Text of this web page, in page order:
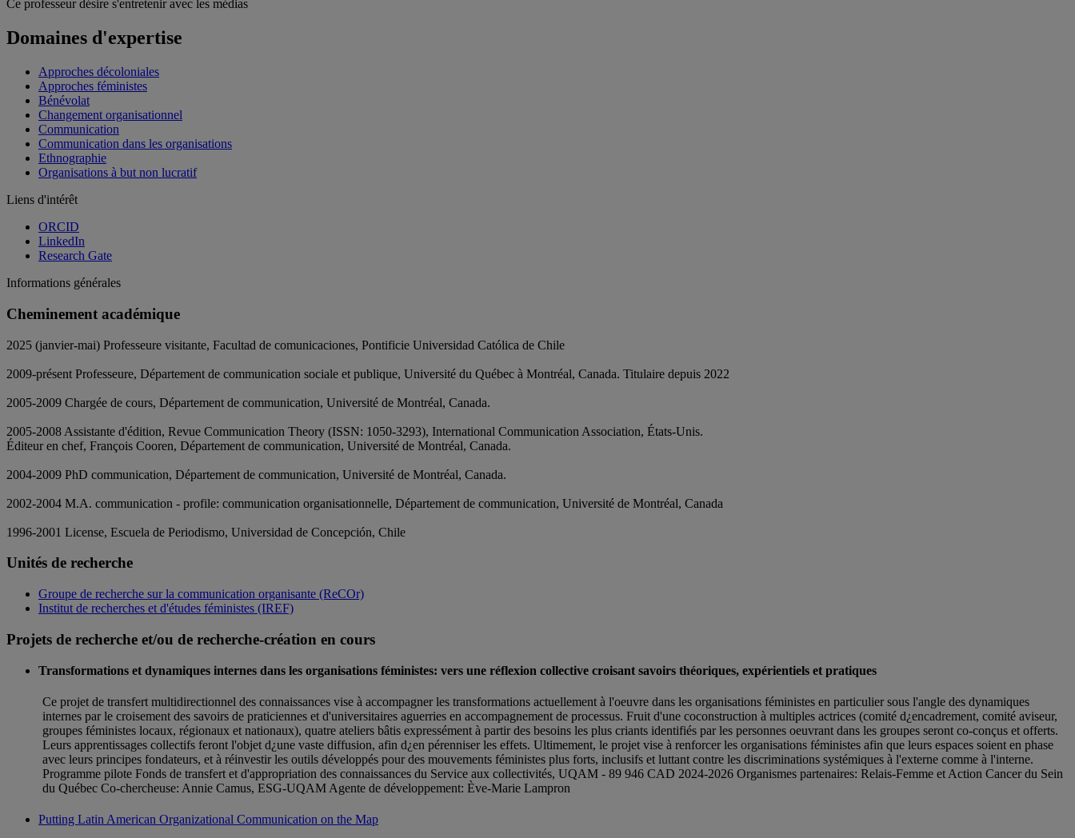
Ce professeur désire s'entretenir avec les médias
Domaines d'expertise
Approches décoloniales
Approches féministes
Bénévolat
Changement organisationnel
Communication
Communication dans les organisations
Ethnographie
Organisations à but non lucratif
Liens d'intérêt
ORCID
LinkedIn
Research Gate
Informations générales
Cheminement académique
2025 (janvier-mai) Professeure visitante, Facultad de comunicaciones, Pontificie Universidad Católica de Chile
2009-présent Professeure, Département de communication sociale et publique, Université du Québec à Montréal, Canada. Titulaire depuis 2022
2005-2009 Chargée de cours, Département de communication, Université de Montréal, Canada.
2005-2008 Assistante d'édition, Revue Communication Theory (ISSN: 1050-3293), International Communication Association, États-Unis.
Éditeur en chef, François Cooren, Département de communication, Université de Montréal, Canada.
2004-2009 PhD communication, Département de communication, Université de Montréal, Canada.
2002-2004 M.A. communication - profile: communication organisationnelle, Département de communication, Université de Montréal, Canada
1996-2001 License, Escuela de Periodismo, Universidad de Concepción, Chile
Unités de recherche
Groupe de recherche sur la communication organisante (ReCOr)
Institut de recherches et d'études féministes (IREF)
Projets de recherche et/ou de recherche-création en cours
Transformations et dynamiques internes dans les organisations féministes: vers une réflexion collective croisant savoirs théoriques, expérientiels et pratiques
Ce projet de transfert multidirectionnel des connaissances vise à accompagner les transformations actuellement à l'oeuvre dans les organisations féministes en particulier sous l'angle des dynamiques
internes par le croisement des savoirs de praticiennes et d'universitaires aguerries en accompagnement de processus. Fruit d'une coconstruction à multiples actrices (comité d¿encadrement, comité aviseur,
groupes féministes locaux, régionaux et nationaux), quatre ateliers bâtis expressément à partir des besoins les plus criants identifiés par les personnes oeuvrant dans les groupes seront co-conçus et offerts.
Leurs apprentissages collectifs feront l'objet d¿une vaste diffusion, afin d¿en pérenniser les effets. Ultimement, le projet vise à renforcer les organisations féministes afin que leurs espaces soient en phase
avec leurs principes fondateurs, et à réinvestir les outils développés pour des mouvements féministes plus forts, inclusifs et luttant contre les discriminations systémiques à l'externe comme à l'interne.
Programme pilote Fonds de transfert et d'appropriation des connaissances du Service aux collectivités, UQAM - 89 946 CAD 2024-2026 Organismes partenaires: Relais-Femme et Action Cancer du Sein
du Québec Co-chercheuse: Annie Camus, ESG-UQAM Agente de développement: Ève-Marie Lampron
Putting Latin American Organizational Communication on the Map